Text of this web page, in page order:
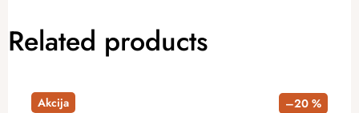
Related products
Akcija –20 %